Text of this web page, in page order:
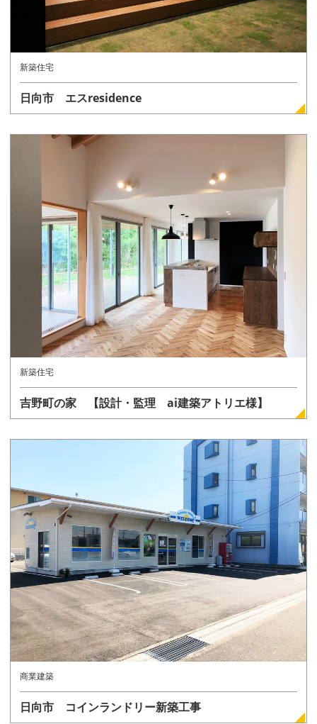
新築住宅
日向市 エスresidence
新築住宅
吉野町の家 【設計・監理 ai建築アトリエ様】
詳しく見る
商業建築
日向市 コインランドリー新築工事
詳しく見る